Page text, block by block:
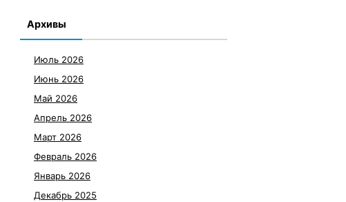
Архивы
Июль 2026
Июнь 2026
Май 2026
Апрель 2026
Март 2026
Февраль 2026
Январь 2026
Декабрь 2025